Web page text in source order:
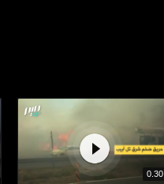
0.30